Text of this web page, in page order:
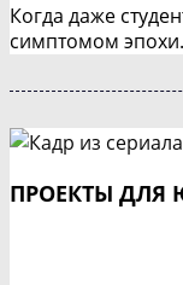
Когда даже
симптомом эпохи.
ПРОЕКТЫ ДЛЯ